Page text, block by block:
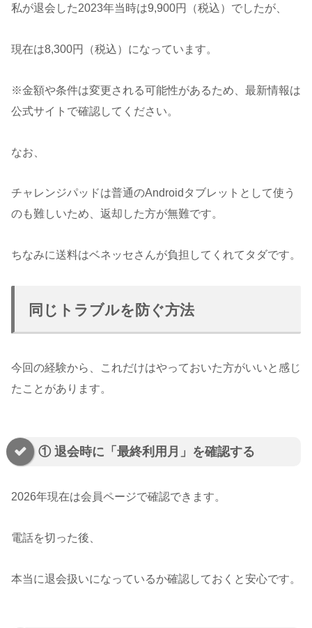
私が退会した2023年当時は9,900円（税込）でしたが、
現在は8,300円（税込）になっています。
※金額や条件は変更される可能性があるため、最新情報は
公式サイトで確認してください。
なお、
チャレンジパッドは普通のAndroidタブレットとして使う
のも難しいため、返却した方が無難です。
ちなみに送料はベネッセさんが負担してくれてタダです。
同じトラブルを防ぐ方法
今回の経験から、これだけはやっておいた方がいいと感じ
たことがあります。
① 退会時に「最終利用月」を確認する
2026年現在は会員ページで確認できます。
電話を切った後、
本当に退会扱いになっているか確認しておくと安心です。